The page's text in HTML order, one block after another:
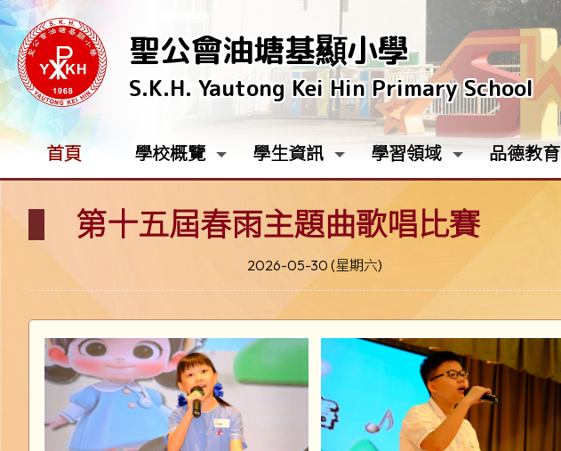
聖公會油塘基顯小學
S.K.H. Yautong Kei Hin Primary School
首頁 學校概覽 學生資訊 學習領域 品德教育
第十五屆春雨主題曲歌唱比賽
2026-05-30 (星期六)